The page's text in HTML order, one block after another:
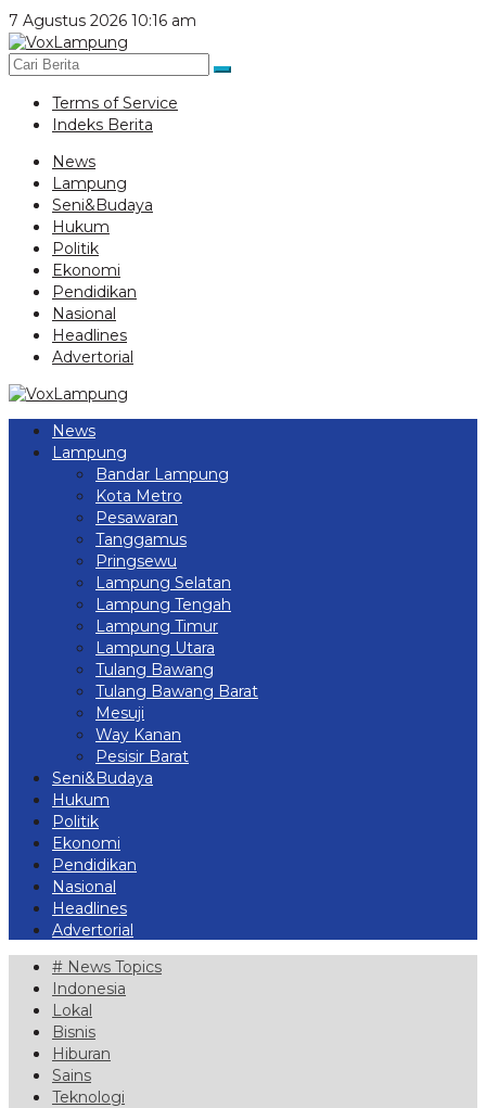
Lewati
ke
konten
7 Agustus 2026 10:16 am
Terms of Service
Indeks Berita
News
Lampung
Seni&Budaya
Hukum
Politik
Ekonomi
Pendidikan
Nasional
Headlines
Advertorial
News
Lampung
Bandar Lampung
Kota Metro
Pesawaran
Tanggamus
Pringsewu
Lampung Selatan
Lampung Tengah
Lampung Timur
Lampung Utara
Tulang Bawang
Tulang Bawang Barat
Mesuji
Way Kanan
Pesisir Barat
Seni&Budaya
Hukum
Politik
Ekonomi
Pendidikan
Nasional
Headlines
Advertorial
# News Topics
Indonesia
Lokal
Bisnis
Hiburan
Sains
Teknologi